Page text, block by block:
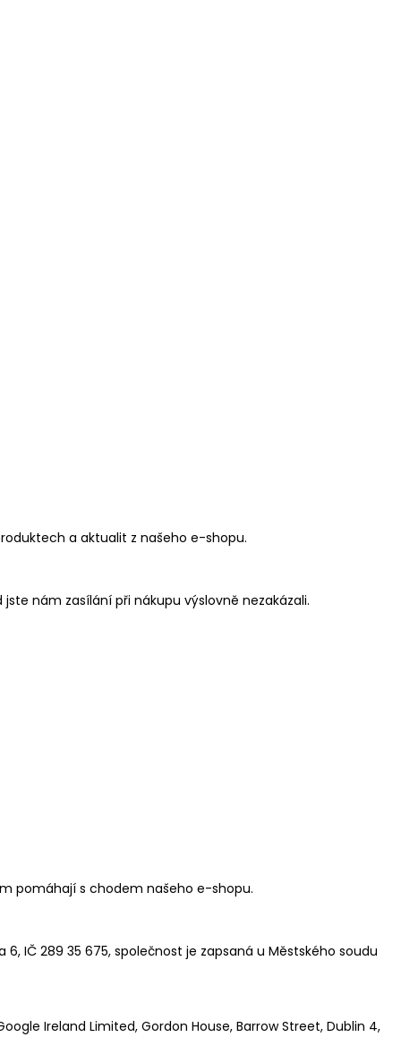
a aktualit z našeho e-shopu.
nám zasílání při nákupu výslovně nezakázali.
pomáhají s chodem našeho e-shopu.
IČ 289 35 675, společnost je zapsaná u Městského soudu
Ireland Limited, Gordon House, Barrow Street, Dublin 4,